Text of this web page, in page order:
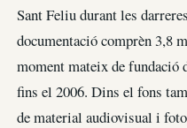
Sant Feliu durant les
documentació comprèn 3,8
moment mateix de fundació
fins el 2006. Dins el fons
de material audiovisual i